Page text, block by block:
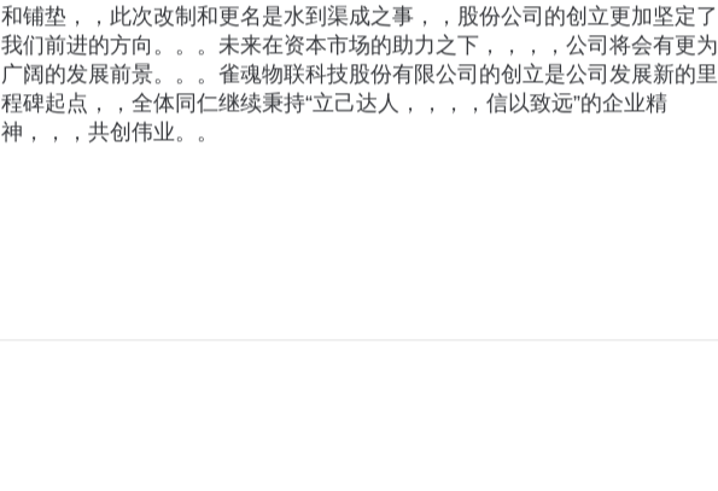
和铺垫，，此次改制和更名是水到渠成之事，，股份公司的创立更加坚定了
我们前进的方向。。。未来在资本市场的助力之下，，，，公司将会有更为
广阔的发展前景。。。雀魂物联科技股份有限公司的创立是公司发展新的里
程碑起点，，全体同仁继续秉持“立己达人，，，，信以致远”的企业精
神，，，共创伟业。。